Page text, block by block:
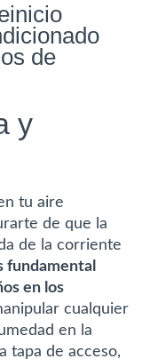
de
y
tu aire
de que la
de la corriente
fundamental
en los
cualquier
en la
tapa de acceso,